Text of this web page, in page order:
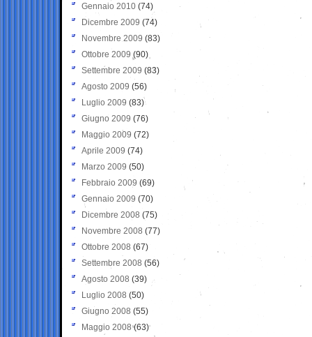
Gennaio 2010 (74)
Dicembre 2009 (74)
Novembre 2009 (83)
Ottobre 2009 (90)
Settembre 2009 (83)
Agosto 2009 (56)
Luglio 2009 (83)
Giugno 2009 (76)
Maggio 2009 (72)
Aprile 2009 (74)
Marzo 2009 (50)
Febbraio 2009 (69)
Gennaio 2009 (70)
Dicembre 2008 (75)
Novembre 2008 (77)
Ottobre 2008 (67)
Settembre 2008 (56)
Agosto 2008 (39)
Luglio 2008 (50)
Giugno 2008 (55)
Maggio 2008(63)